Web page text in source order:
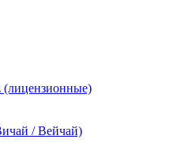
(лицензионные)
/ Вейчай)